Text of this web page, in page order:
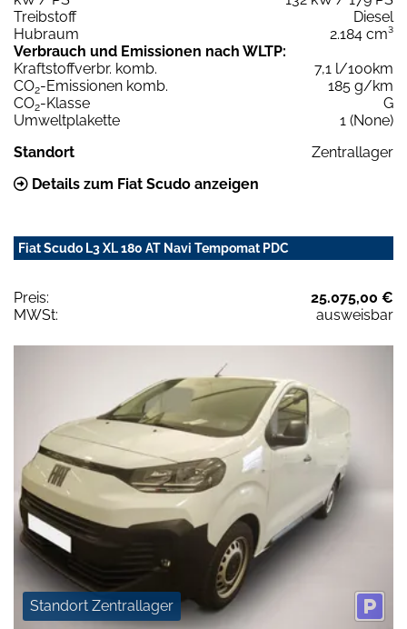
Treibstoff
Diesel
Hubraum
2.184 cm³
Verbrauch und Emissionen nach WLTP:
Kraftstoffverbr. komb.
7,1 l/100km
CO2-Emissionen komb.
185 g/km
CO2-Klasse
G
Umweltplakette
1 (None)
Standort
Zentrallager
Details zum Fiat Scudo anzeigen
Fiat Scudo L3 XL 180 AT Navi Tempomat PDC
Preis:
25.075,00 €
MWSt:
ausweisbar
Standort Zentrallager